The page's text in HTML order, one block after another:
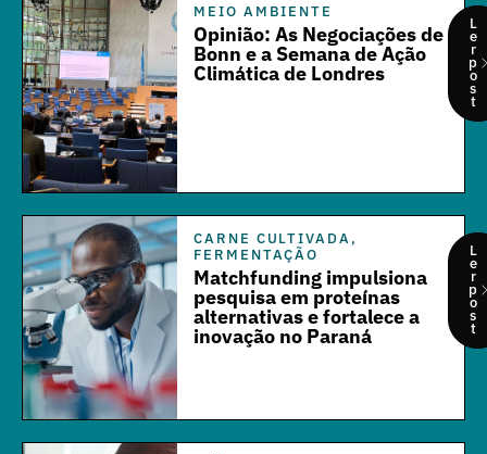
MEIO AMBIENTE
Opinião: As Negociações de
Bonn e a Semana de Ação
Climática de Londres
L
e
r
p
o
s
t
CARNE CULTIVADA,
FERMENTAÇÃO
Matchfunding impulsiona
pesquisa em proteínas
alternativas e fortalece a
inovação no Paraná
L
e
r
p
o
s
t